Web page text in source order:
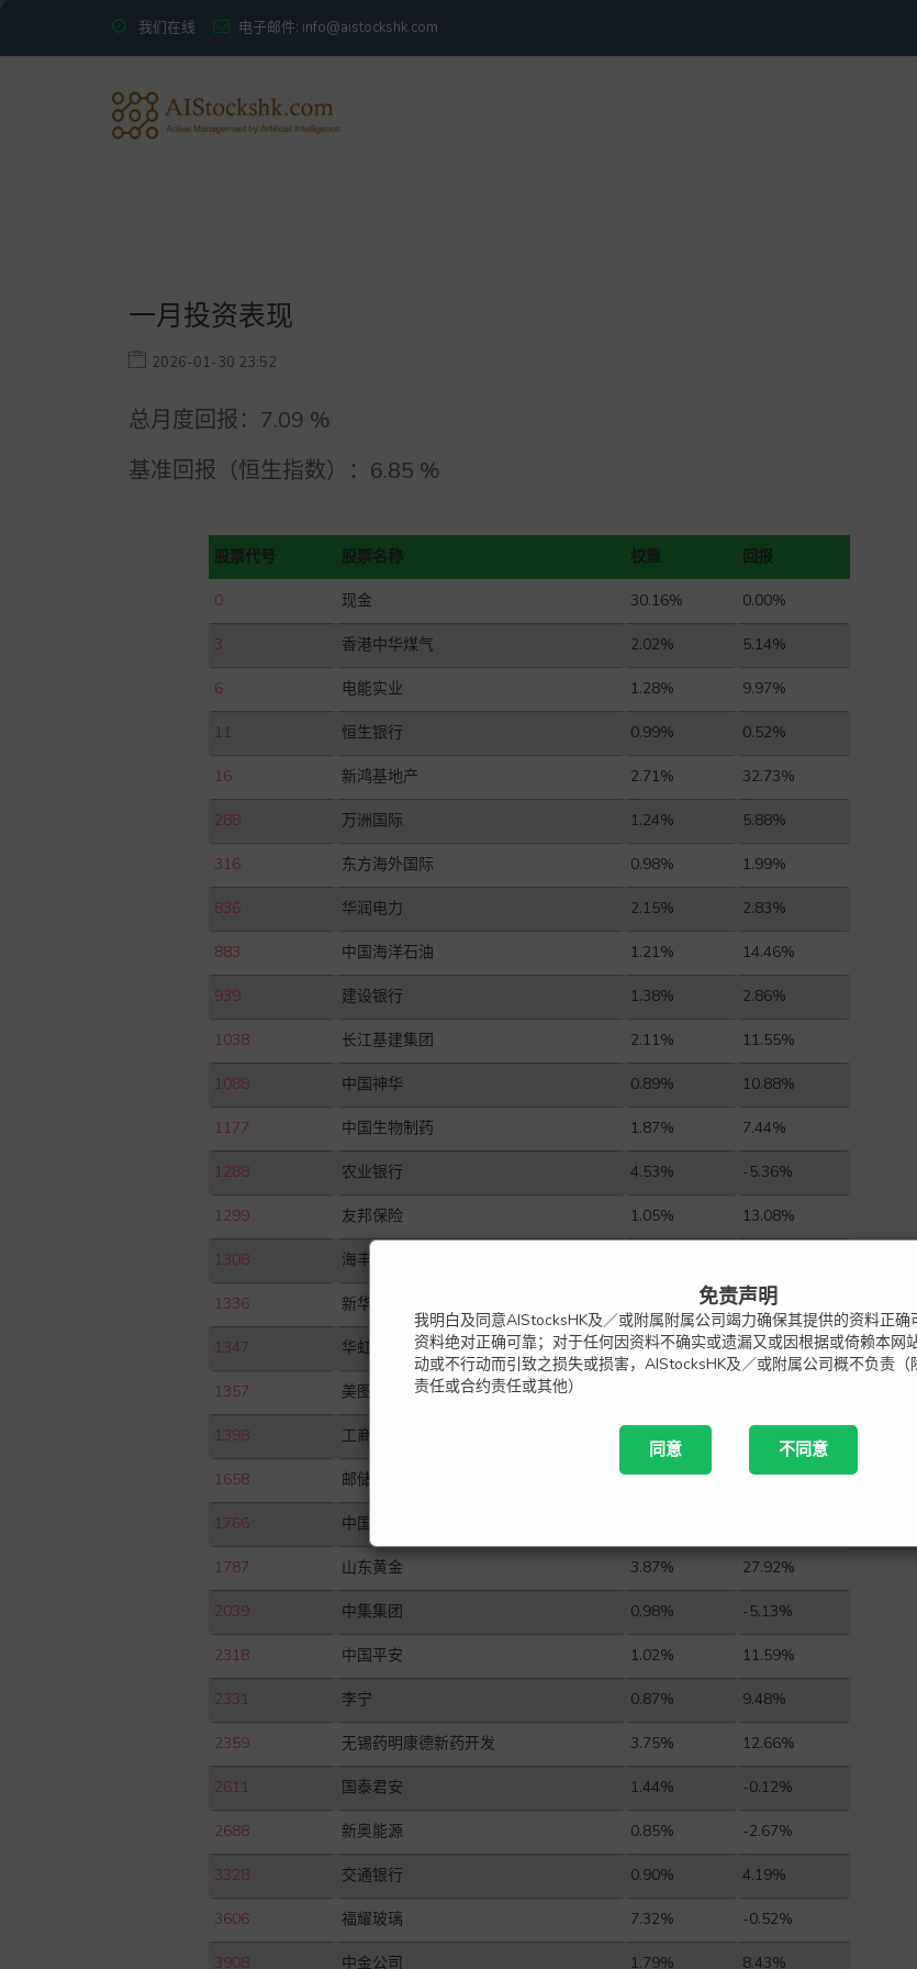
我们在线 电子邮件: info@aistockshk.com
免责声明
我明白及同意AIStocksHK及／或附属附属公司竭力确保其提供的资料正
资料绝对正确可靠；对于任何因资料不确实或遗漏又或因根据或倚赖本网
动或不行动而引致之损失或损害，AIStocksHK及／或附属公司概不负责（
责任或合约责任或其他）
同意 不同意
一月投资表现
2026-01-30 23:52
总月度回报： 7.09 %
基准回报（恒生指数）： 6.85 %
股票代号 股票名称 权重 回报
0 现金 30.16% 0.00%
3 香港中华煤气 2.02% 5.14%
6 电能实业 1.28% 9.97%
11 恒生银行 0.99% 0.52%
16 新鸿基地产 2.71% 32.73%
288 万洲国际 1.24% 5.88%
316 东方海外国际 0.98% 1.99%
836 华润电力 2.15% 2.83%
883 中国海洋石油 1.21% 14.46%
939 建设银行 1.38% 2.86%
1038 长江基建集团 2.11% 11.55%
1088 中国神华 0.89% 10.88%
1177 中国生物制药 1.87% 7.44%
1288 农业银行 4.53% -5.36%
1299 友邦保险 1.05% 13.08%
1308 海丰国际
1336 新华保险 16.93%
1347 华虹半导体 1.48% 56.80%
1357 美图公司
1398 工商银行 2.21% 3.18%
1658 邮储银行 3.69% -1.63%
1766 中国中车
1787 山东黄金 3.87% 27.92%
2039 中集集团 0.98% -5.13%
2318 中国平安 1.02% 11.59%
2331 李宁 0.87% 9.48%
2359 无锡药明康德新药开发 3.75% 12.66%
2611 国泰君安 1.44% -0.12%
2688 新奥能源 0.85% -2.67%
3328 交通银行 0.90% 4.19%
3606 福耀玻璃 7.32% -0.52%
3908 中金公司 1.79% 8.43%